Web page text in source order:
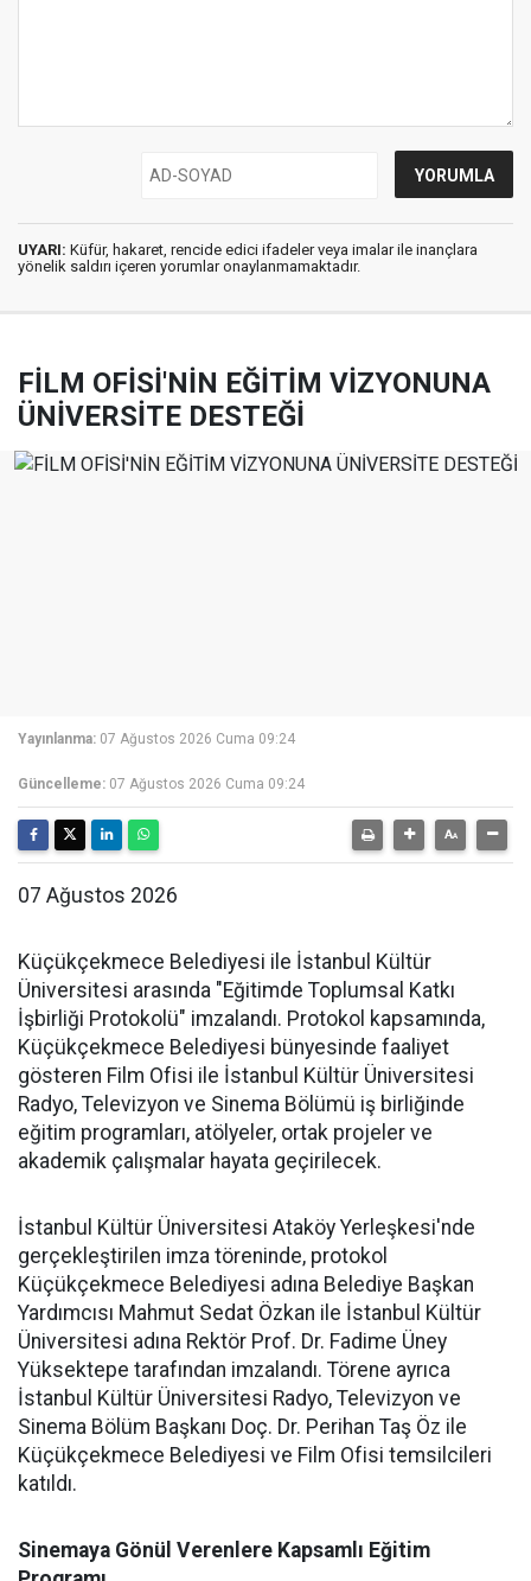
UYARI: Küfür, hakaret, rencide edici ifadeler veya imalar ile inançlara
yönelik saldırı içeren yorumlar onaylanmamaktadır.
FİLM OFİSİ'NİN EĞİTİM VİZYONUNA
ÜNİVERSİTE DESTEĞİ
Yayınlanma: 07 Ağustos 2026 Cuma 09:24
Güncelleme: 07 Ağustos 2026 Cuma 09:24
07 Ağustos 2026
Küçükçekmece Belediyesi ile İstanbul Kültür
Üniversitesi arasında "Eğitimde Toplumsal Katkı
İşbirliği Protokolü" imzalandı. Protokol kapsamında,
Küçükçekmece Belediyesi bünyesinde faaliyet
gösteren Film Ofisi ile İstanbul Kültür Üniversitesi
Radyo, Televizyon ve Sinema Bölümü iş birliğinde
eğitim programları, atölyeler, ortak projeler ve
akademik çalışmalar hayata geçirilecek.
İstanbul Kültür Üniversitesi Ataköy Yerleşkesi'nde
gerçekleştirilen imza töreninde, protokol
Küçükçekmece Belediyesi adına Belediye Başkan
Yardımcısı Mahmut Sedat Özkan ile İstanbul Kültür
Üniversitesi adına Rektör Prof. Dr. Fadime Üney
Yüksektepe tarafından imzalandı. Törene ayrıca
İstanbul Kültür Üniversitesi Radyo, Televizyon ve
Sinema Bölüm Başkanı Doç. Dr. Perihan Taş Öz ile
Küçükçekmece Belediyesi ve Film Ofisi temsilcileri
katıldı.
Sinemaya Gönül Verenlere Kapsamlı Eğitim